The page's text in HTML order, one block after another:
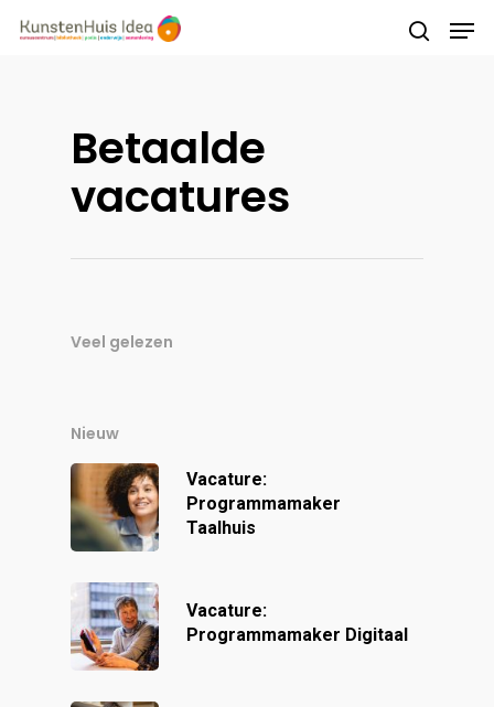
druk op ESC om te sluiten
Betaalde
vacatures
Veel gelezen
Nieuw
Vacature:
Programmamaker
Taalhuis
Vacature:
Programmamaker Digitaal